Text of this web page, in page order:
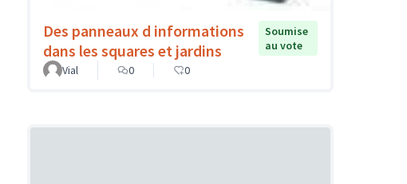
Des panneaux d informations
dans les squares et jardins
Soumise
au vote
Vial
0 0